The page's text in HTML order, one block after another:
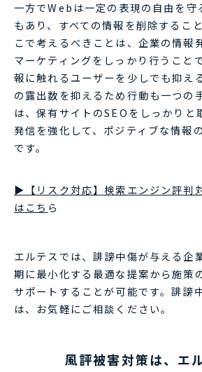
一方でWebは一定の表現の自由を守
もあり、すべての情報を削除するこ
こで考えるべきことは、企業の情報
マーケティングをしっかり行うこと
報に触れるユーザーを少しでも抑え
の露出数を抑えるため行動も一つの
は、保有サイトのSEOをしっかりと
発信を強化して、ポジティブな情報
です。
▶【リスク対応】検索エンジン評判
はこち ら
エルテスでは、誹謗中傷が与える企
期に最小化する最適な提案から施策
サポートすることが可能です。誹謗
は、お気軽にご相談ください。
風評被害対策は、エ